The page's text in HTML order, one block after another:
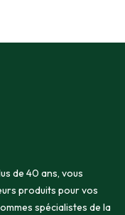
de 40 ans, vous
produits pour vos
spécialistes de la